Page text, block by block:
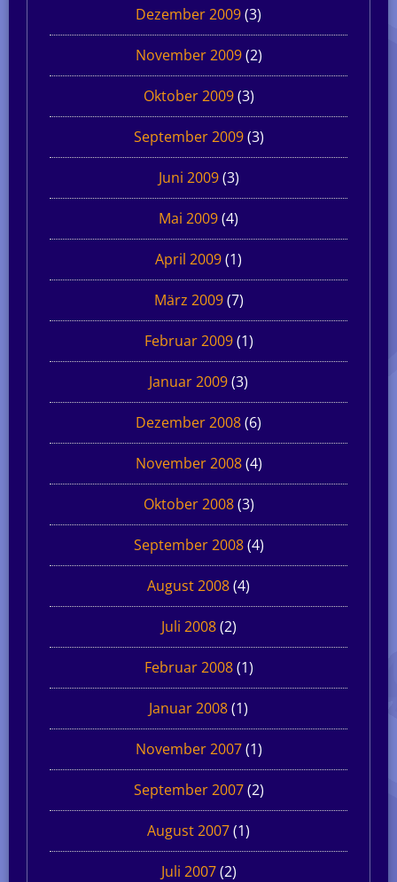
Dezember 2009(3)
November 2009(2)
Oktober 2009(3)
September 2009(3)
Juni 2009(3)
Mai 2009(4)
April 2009(1)
März 2009(7)
Februar 2009(1)
Januar 2009(3)
Dezember 2008(6)
November 2008(4)
Oktober 2008(3)
September 2008(4)
August 2008(4)
Juli 2008(2)
Februar 2008(1)
Januar 2008(1)
November 2007(1)
September 2007(2)
August 2007(1)
Juli 2007(2)